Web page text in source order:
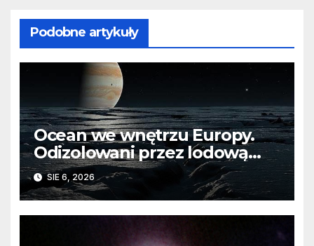
Podobne artykuły
Ocean we wnętrzu Europy.
Odizolowani przez lodową
barierę
SIE 6, 2026